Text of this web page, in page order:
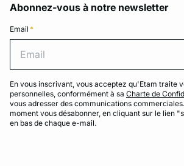
Abonnez-vous à notre newsletter
Email *
En vous inscrivant, vous acceptez qu'Etam traite
personnelles, conformément à sa Charte de
vous adresser des communications
moment vous désabonner, en cliquant sur le lien
en bas de chaque e-mail.